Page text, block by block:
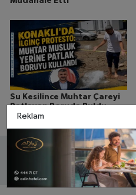
Su Kesilince Muhtar Çareyi
Patlayan Boruda Buldu
Reklam